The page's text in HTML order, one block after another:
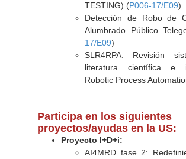
TESTING) (P006-17/E09)
Detección de Robo de
Alumbrado Público
17/E09)
SLR4RPA: Revisión
literatura científica e
Robotic Process
Participa en los siguientes
proyectos/ayudas en la US:
Proyecto I+D+i:
AI4MRD fase 2: